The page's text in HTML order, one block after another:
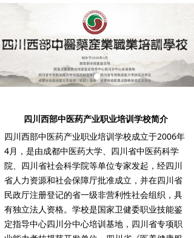
四川西部中医药产业职业培训学校简介
四川西部中医药产业职业培训学校成立于2006年
4月，是由成都中医药大学、四川省中医药科学
院、四川省社会科学院等单位专家发起，经四川
省人力资源和社会保障厅批准成立，并在四川省
民政厅注册登记的省一级非营利性社会组织，具
有独立法人资格。学校是国家卫健委职业技能鉴
定指导中心四川分中心培训基地，四川省专项职